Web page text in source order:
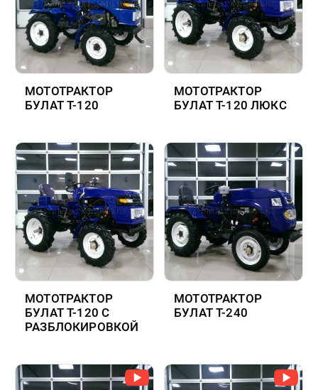
МОТОТРАКТОР
БУЛАТ Т-120
МОТОТРАКТОР
БУЛАТ Т-120 ЛЮКС
МОТОТРАКТОР
БУЛАТ Т-120 С
РАЗБЛОКИРОВКОЙ
МОТОТРАКТОР
БУЛАТ Т-240